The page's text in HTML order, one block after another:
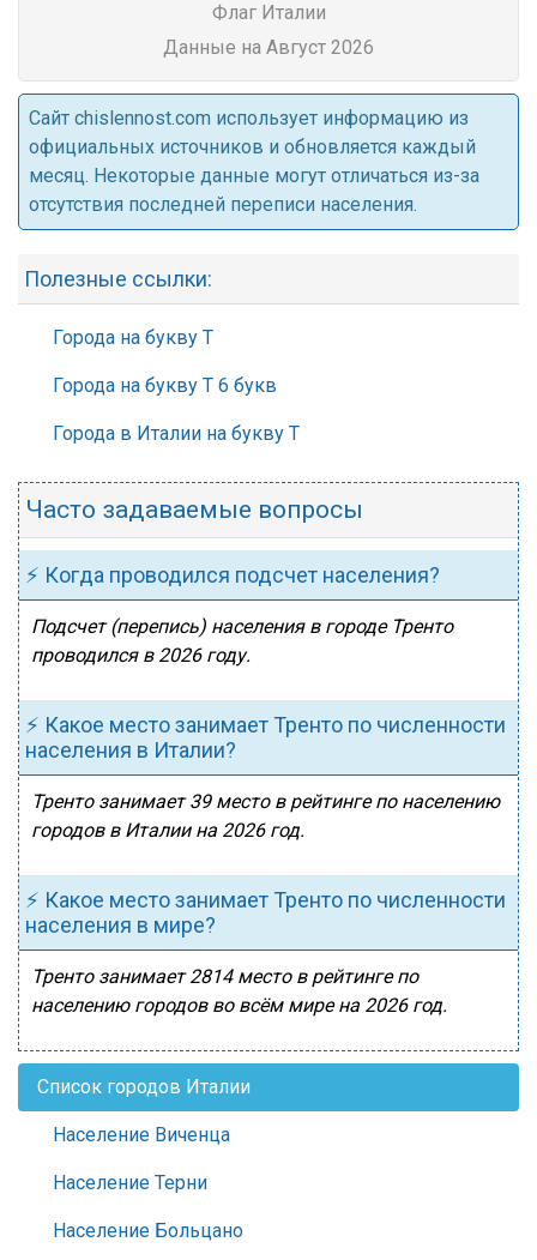
Флаг Италии
Данные на Август 2026
Cайт chislennost.com использует информацию из
официальных источников и обновляется каждый
месяц. Некоторые данные могут отличаться из-за
отсутствия последней переписи населения.
Полезные ссылки:
Города на букву Т
Города на букву Т 6 букв
Города в Италии на букву Т
Часто задаваемые вопросы
⚡ Когда проводился подсчет населения?
Подсчет (перепись) населения в городе Тренто
проводился в 2026 году.
⚡ Какое место занимает Тренто по численности
населения в Италии?
Тренто занимает 39 место в рейтинге по населению
городов в Италии на 2026 год.
⚡ Какое место занимает Тренто по численности
населения в мире?
Тренто занимает 2814 место в рейтинге по
населению городов во всём мире на 2026 год.
Список городов Италии
Население Виченца
Население Терни
Население Больцано